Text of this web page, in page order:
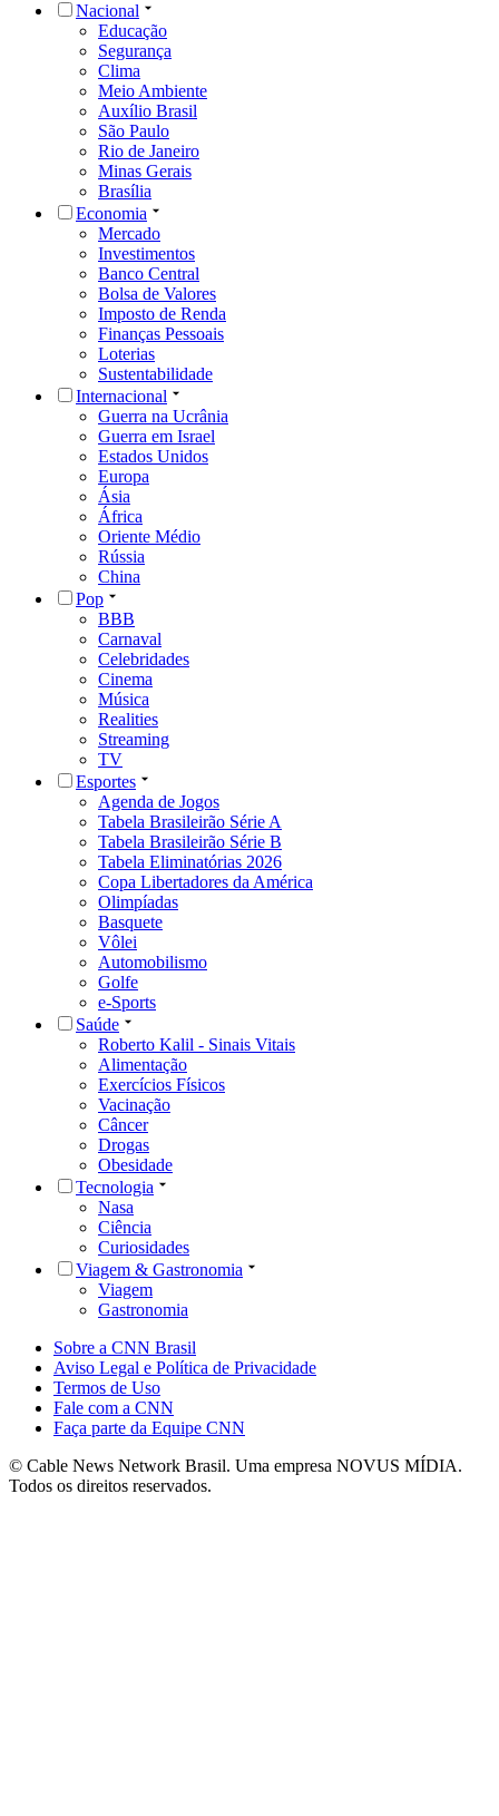
Nacional
Educação
Segurança
Clima
Meio Ambiente
Auxílio Brasil
São Paulo
Rio de Janeiro
Minas Gerais
Brasília
Economia
Mercado
Investimentos
Banco Central
Bolsa de Valores
Imposto de Renda
Finanças Pessoais
Loterias
Sustentabilidade
Internacional
Guerra na Ucrânia
Guerra em Israel
Estados Unidos
Europa
Ásia
África
Oriente Médio
Rússia
China
Pop
BBB
Carnaval
Celebridades
Cinema
Música
Realities
Streaming
TV
Esportes
Agenda de Jogos
Tabela Brasileirão Série A
Tabela Brasileirão Série B
Tabela Eliminatórias 2026
Copa Libertadores da América
Olimpíadas
Basquete
Vôlei
Automobilismo
Golfe
e-Sports
Saúde
Roberto Kalil - Sinais Vitais
Alimentação
Exercícios Físicos
Vacinação
Câncer
Drogas
Obesidade
Tecnologia
Nasa
Ciência
Curiosidades
Viagem & Gastronomia
Viagem
Gastronomia
Sobre a CNN Brasil
Aviso Legal e Política de Privacidade
Termos de Uso
Fale com a CNN
Faça parte da Equipe CNN
© Cable News Network Brasil. Uma empresa NOVUS MÍDIA.
Todos os direitos reservados.